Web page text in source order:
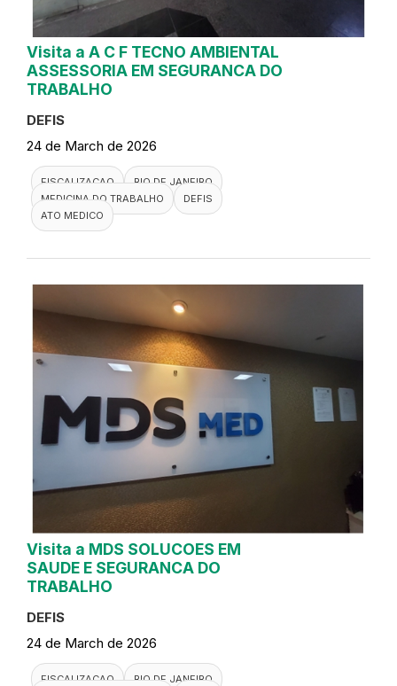
Visita a A C F TECNO AMBIENTAL
ASSESSORIA EM SEGURANCA DO
TRABALHO
DEFIS
24 de March de 2026
FISCALIZACAO
RIO DE JANEIRO
MEDICINA DO TRABALHO
DEFIS
ATO MEDICO
Visita a MDS SOLUCOES EM
SAUDE E SEGURANCA DO
TRABALHO
DEFIS
24 de March de 2026
FISCALIZACAO
RIO DE JANEIRO